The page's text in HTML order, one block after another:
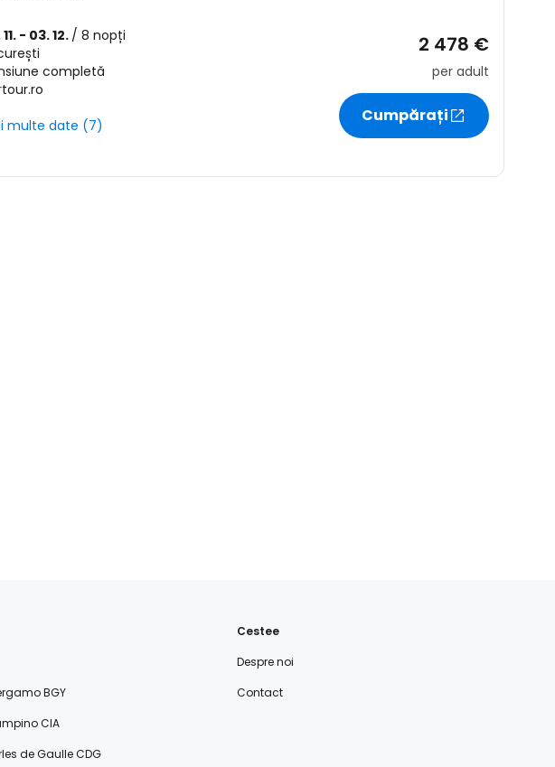
- 03. 12./ 8 nopți
completă
multe date (7)
2 478 €
per adult
Cumpărați
BGY
CIA
de Gaulle CDG
Cestee
Despre noi
Contact